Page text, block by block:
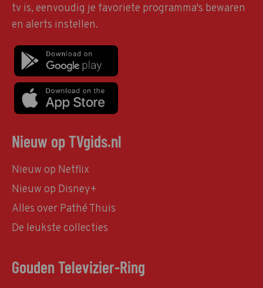
tv is, eenvoudig je favoriete programma's bewaren
en alerts instellen.
Nieuw op TVgids.nl
Nieuw op Netflix
Nieuw op Disney+
Alles over Pathé Thuis
De leukste collecties
Gouden Televizier-Ring